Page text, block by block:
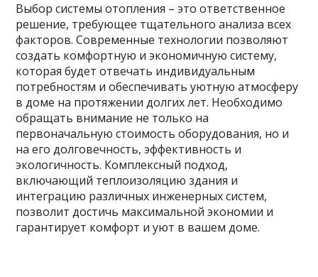
Выбор системы отопления – это ответственное
решение, требующее тщательного анализа всех
факторов. Современные технологии позволяют
создать комфортную и экономичную систему,
которая будет отвечать индивидуальным
потребностям и обеспечивать уютную атмосферу
в доме на протяжении долгих лет. Необходимо
обращать внимание не только на
первоначальную стоимость оборудования, но и
на его долговечность, эффективность и
экологичность. Комплексный подход,
включающий теплоизоляцию здания и
интеграцию различных инженерных систем,
позволит достичь максимальной экономии и
гарантирует комфорт и уют в вашем доме.